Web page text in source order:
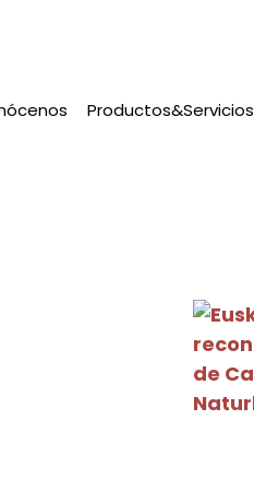
Productos&Servicios